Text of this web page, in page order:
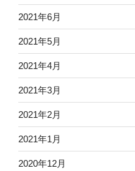
2021年6月
2021年5月
2021年4月
2021年3月
2021年2月
2021年1月
2020年12月